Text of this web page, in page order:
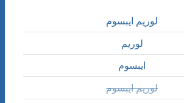
لوريم ايبسوم
لوريم
ايبسوم
لوريم ايبسوم